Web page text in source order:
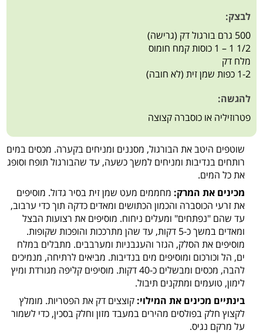
לבצק:
500 גרם בורגול דק (גרישה)
1/2 1 – 1 כוסות קמח חומוס
מלח דק
1-2 כפות שמן זית (לא חובה)
להגשה:
פטרוזיליה או כוסברה קצוצה
שוטפים היטב את הבורגול, מסננים ומניחים בקערה. מכסים במים
רותחים בנדיבות ומניחים למשך כשעה, עד שהבורגול תופח וסופג
את כל המים.
מכינים את המרק: מחממים מעט שמן זית בסיר גדול. מוסיפים
את זרעי הכוסברה והכמון הכתושים ומאדים כדקה תוך כדי ערבוב,
עד שהם "נפתחים" ומעלים ניחוח. מוסיפים את רצועות הבצל
ומאדים במשך כ-5 דקות, עד שהן מתרככות והופכות שקופות.
מוסיפים את הסלק, הגזר והעגבניות ומערבבים. מתבלים במלח
ים, הל וכורכום ומוסיפים מים בנדיבות. מביאים לרתיחה, מנמיכים
להבה, מכסים ומבשלים כ-40 דקות. מוסיפים קליפה מגורדת ומיץ
לימון, טועמים ומתקנים תיבול.
בינתיים מכינים את המילוי: קוצצים דק את הפטריות. מומלץ
לקצוץ חלק בפולסים מהירים במעבד מזון וחלק בסכין, כדי לשמור
על מרקם נגיס.